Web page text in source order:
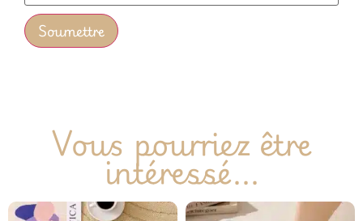
Vous pourriez être
intéressé...